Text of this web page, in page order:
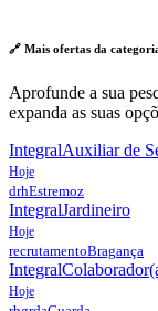
🔗 Mais ofertas da
Aprofunde a sua
expanda as suas
IntegralAuxiliar de
Hoje
drhEstremoz
IntegralJardineiro
Hoje
recrutamentoBragança
Integral
Hoje